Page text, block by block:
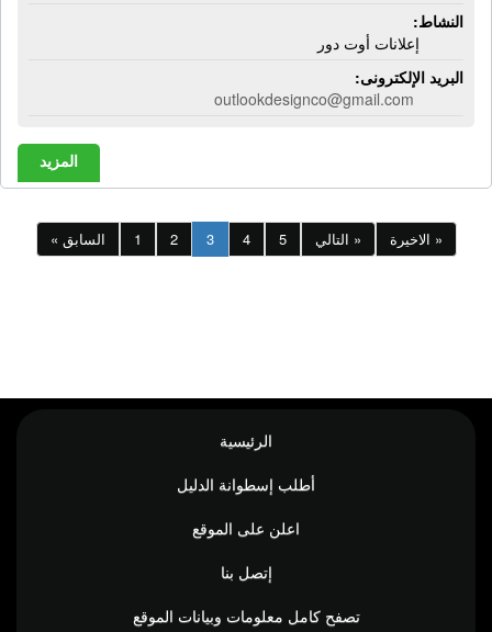
النشاط:
إعلانات أوت دور
البريد الإلكترونى:
outlookdesignco@gmail.com
المزيد
« السابق 1 2 3 4 5 التالي » الاخيرة »
الرئيسية
أطلب إسطوانة الدليل
اعلن على الموقع
إتصل بنا
تصفح كامل معلومات وبيانات الموقع